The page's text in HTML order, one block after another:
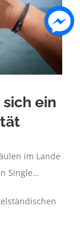
ein
im Lande
Single…